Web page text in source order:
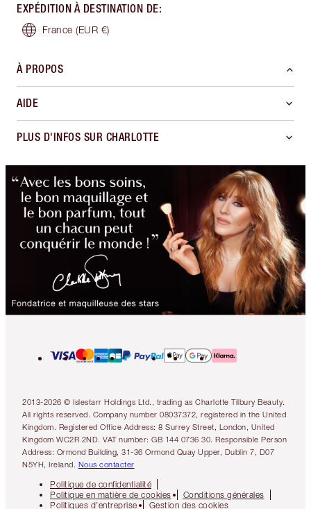
EXPÉDITION À DESTINATION DE:
France (EUR €)
À PROPOS
AIDE
PLUS D'INFOS SUR CHARLOTTE
2013-2026 © Islestarr Holdings Ltd., trading as Charlotte Tilbury Beauty.
All rights reserved. Company number 08037372, registered in the United
Kingdom. Registered Office Address: 8 Surrey Street, London, United
Kingdom WC2R 2ND. VAT number: GB 144 0736 30. Responsible Person
Address: Ormond Building, 31-36 Ormond Quay Upper, Dublin 7, D07
N5YH, Ireland. Nous contacter
Politique de confidentialité
Politique en matière de cookies
Conditions générales
Politiques d’entreprise
Gestion des cookies